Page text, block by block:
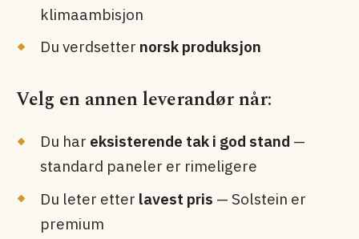
klimaambisjon
Du verdsetter norsk produksjon
Velg en annen leverandør når:
Du har eksisterende tak i god stand —
standard paneler er rimeligere
Du leter etter lavest pris — Solstein er
premium